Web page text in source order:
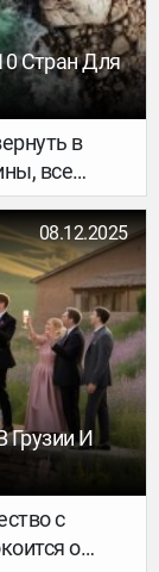
Стран Для
в
все
и
08.12.2025
И
с
о